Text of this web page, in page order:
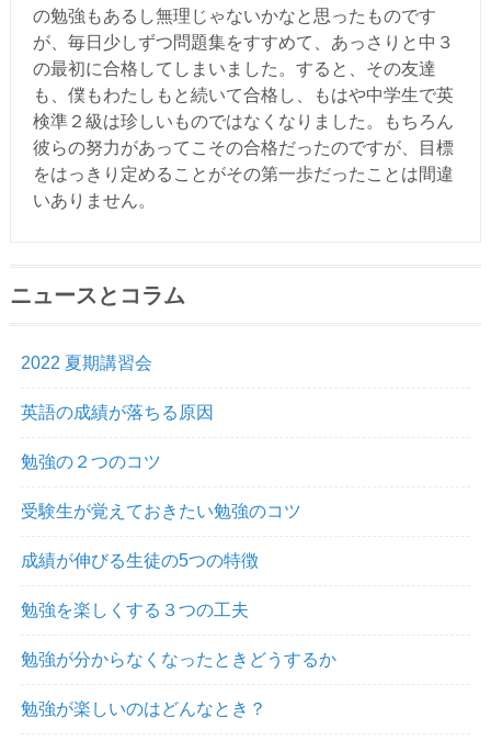
の勉強もあるし無理じゃないかなと思ったものです
が、毎日少しずつ問題集をすすめて、あっさりと中３
の最初に合格してしまいました。すると、その友達
も、僕もわたしもと続いて合格し、もはや中学生で英
検準２級は珍しいものではなくなりました。もちろん
彼らの努力があってこその合格だったのですが、目標
をはっきり定めることがその第一歩だったことは間違
いありません。
ニュースとコラム
2022 夏期講習会
英語の成績が落ちる原因
勉強の２つのコツ
受験生が覚えておきたい勉強のコツ
成績が伸びる生徒の5つの特徴
勉強を楽しくする３つの工夫
勉強が分からなくなったときどうするか
勉強が楽しいのはどんなとき？